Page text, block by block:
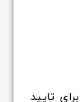
تایید